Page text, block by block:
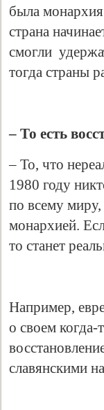
была
страна
смогли
тогда страны
– То есть
– То, что
1980 году
по всему
монархией.
то станет
Например,
о своем когда-
славянскими